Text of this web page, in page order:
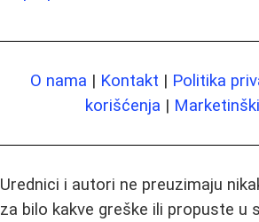
O nama | Kontakt | Politika
korišćenja |
Urednici i autori ne preuzimaju
za bilo kakve greške ili propuste u